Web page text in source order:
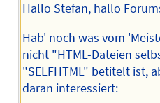
Hallo Stefan, hallo
Hab' noch was vom
nicht "HTML-Dateien
"SELFHTML" betitelt ist,
daran interessiert: